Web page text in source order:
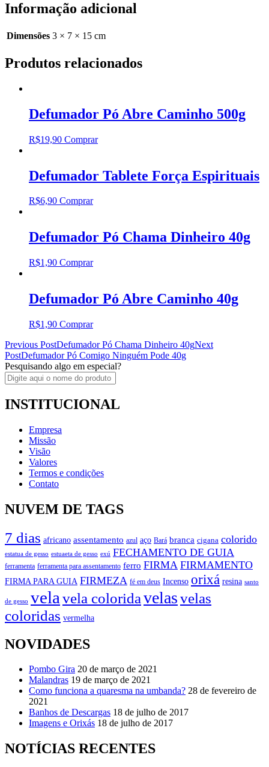
Informação adicional
Dimensões 3 × 7 × 15 cm
Produtos relacionados
Defumador Pó Abre Caminho 500g
R$19,90 Comprar
Defumador Tablete Força Espirituais
R$6,90 Comprar
Defumador Pó Chama Dinheiro 40g
R$1,90 Comprar
Defumador Pó Abre Caminho 40g
R$1,90 Comprar
Post
navigation
Previous PostDefumador Pó Chama Dinheiro 40gNext
PostDefumador Pó Comigo Ninguém Pode 40g
Pesquisando algo em especial?
INSTITUCIONAL
Empresa
Missão
Visão
Valores
Termos e condições
Contato
NUVEM DE TAGS
7 dias africano assentamento azul aço Bará branca cigana colorido
estatua de gesso estuaeta de gesso exú FECHAMENTO DE GUIA
ferramenta ferramenta para assentamento ferro FIRMA FIRMAMENTO
FIRMA PARA GUIA FIRMEZA fé em deus Incenso orixá resina santo
de gesso vela vela coloridavelasvelas
coloridas vermelha
NOVIDADES
Pombo Gira 20 de março de 2021
Malandras 19 de março de 2021
Como funciona a quaresma na umbanda? 28 de fevereiro de
2021
Banhos de Descargas 18 de julho de 2017
Imagens e Orixás 18 de julho de 2017
NOTÍCIAS RECENTES